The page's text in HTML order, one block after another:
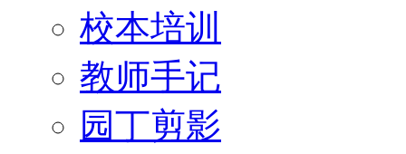
校本培训
教师手记
园丁剪影